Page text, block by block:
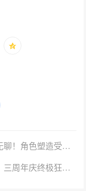
上一篇：玩家称《地平线》系列主角埃洛伊最无聊！角色塑造受质疑
下一篇：蓝军圆梦！登顶世俱杯！《最佳球会》三周年庆终极狂欢开启！